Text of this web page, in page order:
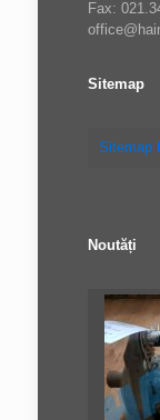
Fax:
Sitemap
Sitemap
Noutăți